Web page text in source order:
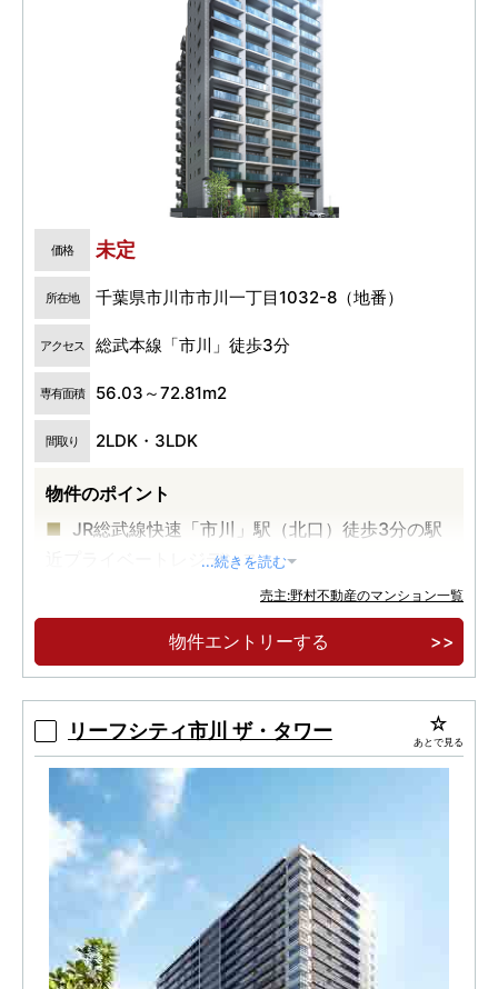
価格 未定
所在地 千葉県市川市市川一丁目1032-8（地番）
アクセス 総武本線「市川」徒歩3分
専有面積 56.03～72.81m2
間取り 2LDK・3LDK
物件のポイント
JR総武線快速「市川」駅（北口）徒歩3分の駅
近プライベートレジデンス
「東京」駅直通19分、「新橋」駅直通23分、
「品川」駅直通28分の都心への直通アクセス
グレードな仕様
...続きを読む
売主:野村不動産のマンション一覧
物件エントリーする
リーフシティ市川 ザ・タワー あとで見る